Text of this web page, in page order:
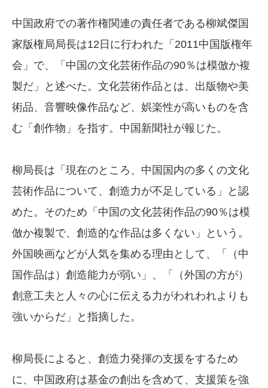
中国政府での著作権関連の責任者である柳斌傑国
家版権局局長は12日に行われた「2011中国版権年
会」で、「中国の文化芸術作品の90％は模倣か複
製だ」と述べた。文化芸術作品とは、出版物や美
術品、音響映像作品など、娯楽性が高いものを含
む「創作物」を指す。中国新聞社が報じた。
柳局長は「現在のところ、中国国内の多くの文化
芸術作品について、創造力が不足している」と認
めた。そのため「中国の文化芸術作品の90％は模
倣か複製で、創造的な作品は多くない」という。
外国映画などが人気を集める理由として、「（中
国作品は）創造能力が弱い」、「（外国の方が）
創意工夫と人々の心に伝える力がわれわれよりも
強いからだ」と指摘した。
柳局長によると、創造力発揮の支援をするため
に、中国政府は基金の創出を含めて、支援策を強